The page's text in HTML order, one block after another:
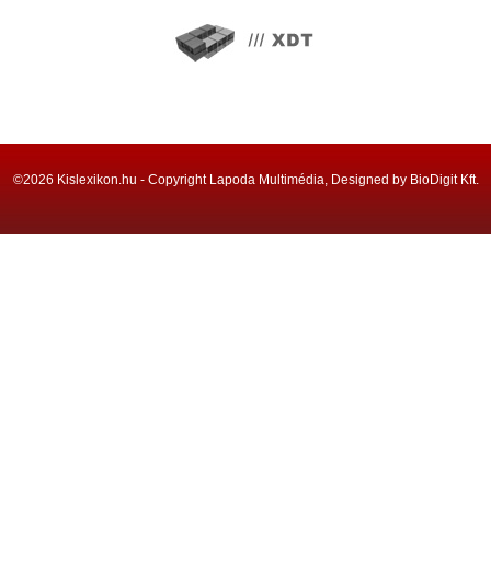
©2026 Kislexikon.hu - Copyright Lapoda Multimédia, Designed by BioDigit Kft.